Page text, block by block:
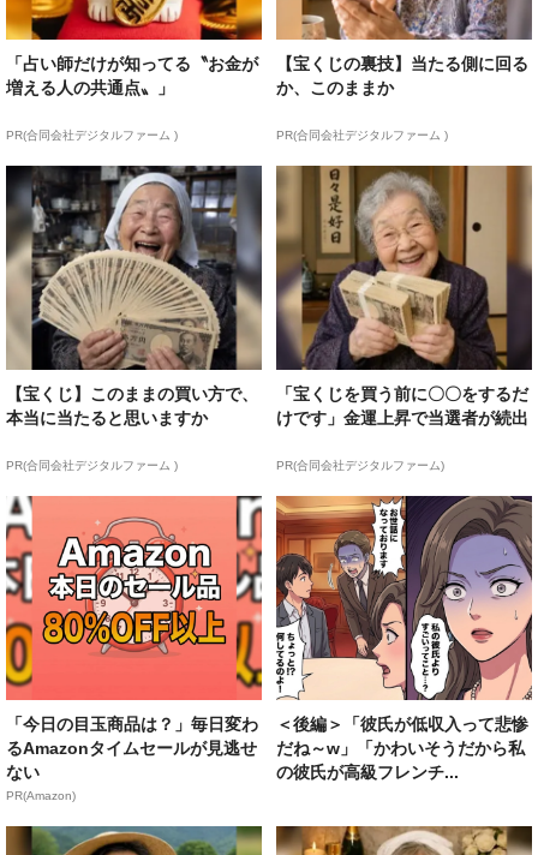
「占い師だけが知ってる〝お金が
増える人の共通点〟」
PR(合同会社デジタルファーム )
【宝くじの裏技】当たる側に回る
か、このままか
PR(合同会社デジタルファーム )
【宝くじ】このままの買い方で、
本当に当たると思いますか
PR(合同会社デジタルファーム )
「宝くじを買う前に〇〇をするだ
けです」金運上昇で当選者が続出
PR(合同会社デジタルファーム)
「今日の目玉商品は？」毎日変わ
るAmazonタイムセールが見逃せ
ない
PR(Amazon)
＜後編＞「彼氏が低収入って悲惨
だね～w」「かわいそうだから私
の彼氏が高級フレンチ...